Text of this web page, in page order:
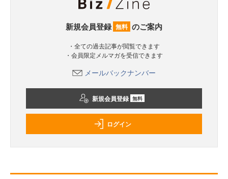
新規会員登録 無料 のご案内
・全ての過去記事が閲覧できます
・会員限定メルマガを受信できます
メールバックナンバー
新規会員登録 無料
ログイン